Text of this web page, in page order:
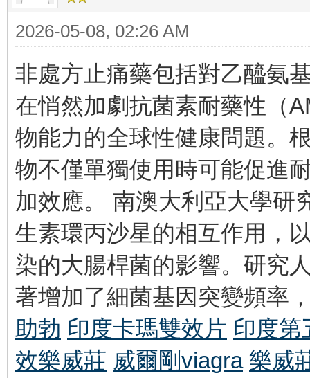
2026-05-08, 02:26 AM
非處方止痛藥包括對乙醯氨
在悄然加劇抗菌素耐藥性（
物能力的全球性健康問題。
物不僅單獨使用時可能促進
加效應。 南澳大利亞大學研
生素環丙沙星的相互作用，
染的大腸桿菌的影響。研究
著增加了細菌基因突變頻率
助勃 印度卡瑪雙效片 印度第
效樂威莊 威爾剛viagra 樂威